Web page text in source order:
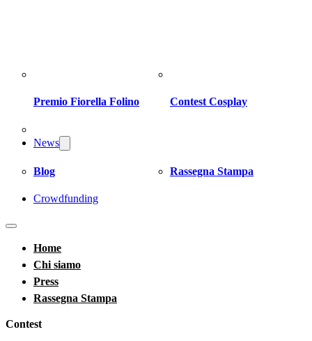
Premio Fiorella Folino Contest Cosplay
News
Blog Rassegna Stampa
Crowdfunding
Home
Chi siamo
Press
Rassegna Stampa
Contest